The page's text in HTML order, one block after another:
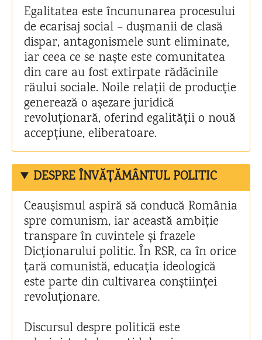
Egalitatea este încununarea procesului
de ecarisaj social – dușmanii de clasă
dispar, antagonismele sunt eliminate,
iar ceea ce se naște este comunitatea
din care au fost extirpate rădăcinile
răului sociale. Noile relații de producție
generează o așezare juridică
revoluționară, oferind egalității o nouă
accepțiune, eliberatoare.
DESPRE ÎNVĂȚĂMÂNTUL POLITIC
Ceaușismul aspiră să conducă România
spre comunism, iar această ambiție
transpare în cuvintele și frazele
Dicționarului politic. În RSR, ca în orice
țară comunistă, educația ideologică
este parte din cultivarea conștiinței
revoluționare.
Discursul despre politică este